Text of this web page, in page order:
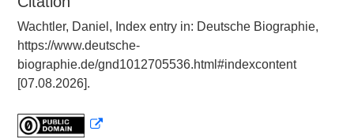
Wachtler, Daniel, Index entry in: Deutsche Biographie,
https://www.deutsche-
biographie.de/gnd1012705536.html#indexcontent
[07.08.2026].